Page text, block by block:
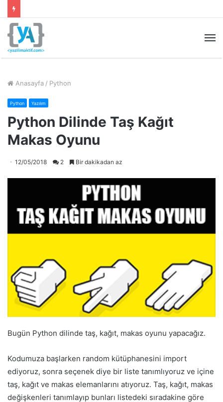
Anasayfa / Python
Python Yazılım
Python Dilinde Taş Kağıt
Makas Oyunu
12/05/2018 2 Bir dakikadan az
Bugün Python dilinde taş, kağıt, makas oyunu yapacağız.
Kodumuza başlarken random kütüphanesini import
ediyoruz, sonra seçenek diye bir liste tanımlıyoruz ve içine
taş, kağıt ve makas elemanlarını atıyoruz. Taş, kağıt, makas
değişkenleri tanımlayıp bunları listedeki sıradakine göre